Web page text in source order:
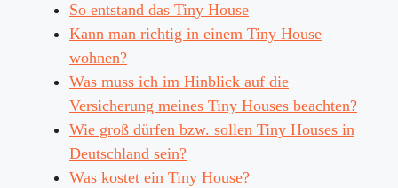
So entstand das Tiny House
Kann man richtig in einem Tiny House
wohnen?
Was muss ich im Hinblick auf die
Versicherung meines Tiny Houses beachten?
Wie groß dürfen bzw. sollen Tiny Houses in
Deutschland sein?
Was kostet ein Tiny House?